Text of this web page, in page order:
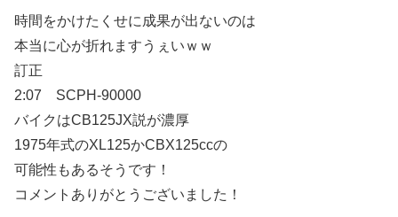
時間をかけたくせに成果が出ないのは
本当に心が折れますうぇいｗｗ
訂正
2:07 SCPH-90000
バイクはCB125JX説が濃厚
1975年式のXL125かCBX125ccの
可能性もあるそうです！
コメントありがとうございました！